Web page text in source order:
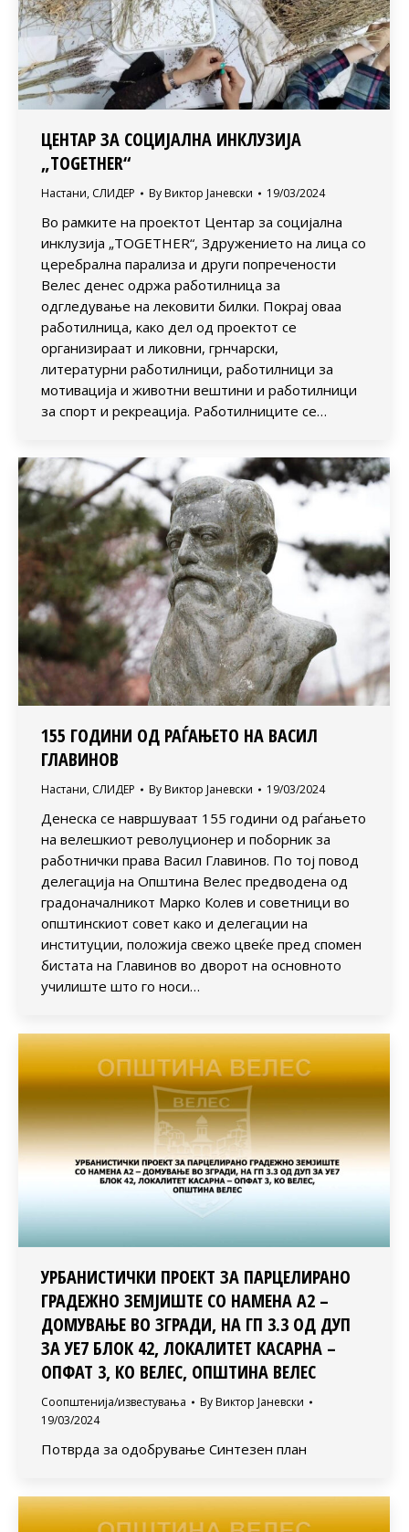
ЦЕНТАР ЗА СОЦИЈАЛНА ИНКЛУЗИЈА
„TOGETHER“
Настани, СЛИДЕР By Виктор Јаневски 19/03/2024
Во рамките на проектот Центар за социјална
инклузија „TOGETHER“, Здружението на лица со
церебрална парализа и други попречености
Велес денес одржа работилница за
одгледување на лековити билки. Покрај оваа
работилница, како дел од проектот се
организираат и ликовни, грнчарски,
литературни работилници, работилници за
мотивација и животни вештини и работилници
за спорт и рекреација. Работилниците се…
155 ГОДИНИ ОД РАЃАЊЕТО НА ВАСИЛ
ГЛАВИНОВ
Настани, СЛИДЕР By Виктор Јаневски 19/03/2024
Денеска се навршуваат 155 години од раѓањето
на велешкиот револуционер и поборник за
работнички права Васил Главинов. По тој повод
делегација на Општина Велес предводена од
градоначалникот Марко Колев и советници во
општинскиот совет како и делегации на
институции, положија свежо цвеќе пред спомен
бистата на Главинов во дворот на основното
училиште што го носи…
УРБАНИСТИЧКИ ПРОЕКТ ЗА ПАРЦЕЛИРАНО
ГРАДЕЖНО ЗЕМЈИШТЕ СО НАМЕНА А2 –
ДОМУВАЊЕ ВО ЗГРАДИ, НА ГП 3.3 ОД ДУП
ЗА УЕ7 БЛОК 42, ЛОКАЛИТЕТ КАСАРНА –
ОПФАТ 3, КО ВЕЛЕС, ОПШТИНА ВЕЛЕС
Соопштенија/известувања By Виктор Јаневски
19/03/2024
Потврда за одобрување Синтезен план